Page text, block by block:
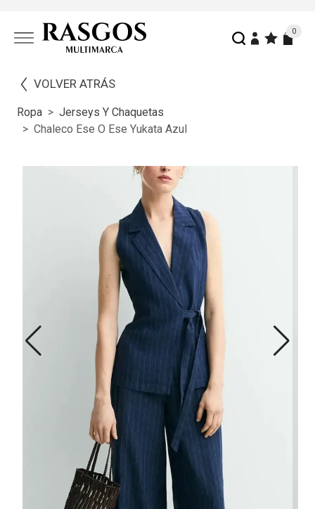
0
VOLVER ATRÁS
Ropa
Jerseys Y Chaquetas
Chaleco Ese O Ese Yukata Azul